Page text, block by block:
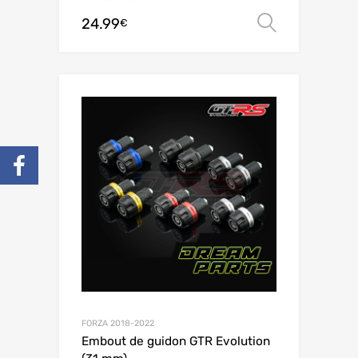
24.99€
FORZA 2018-2022
Embout de guidon GTR Evolution